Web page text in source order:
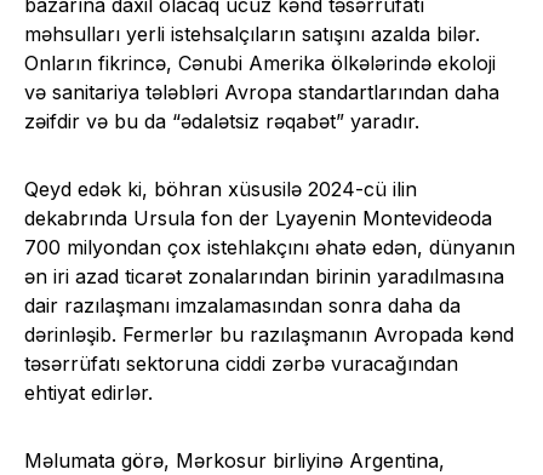
bazarına daxil olacaq ucuz kənd təsərrüfatı
məhsulları yerli istehsalçıların satışını azalda bilər.
Onların fikrincə, Cənubi Amerika ölkələrində ekoloji
və sanitariya tələbləri Avropa standartlarından daha
zəifdir və bu da “ədalətsiz rəqabət” yaradır.
Qeyd edək ki, böhran xüsusilə 2024-cü ilin
dekabrında Ursula fon der Lyayenin Montevideoda
700 milyondan çox istehlakçını əhatə edən, dünyanın
ən iri azad ticarət zonalarından birinin yaradılmasına
dair razılaşmanı imzalamasından sonra daha da
dərinləşib. Fermerlər bu razılaşmanın Avropada kənd
təsərrüfatı sektoruna ciddi zərbə vuracağından
ehtiyat edirlər.
Məlumata görə, Mərkosur birliyinə Argentina,